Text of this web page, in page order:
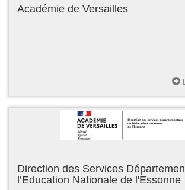
Académie de Versailles
Direction des Services
l’Education Nationale de l'Essonne